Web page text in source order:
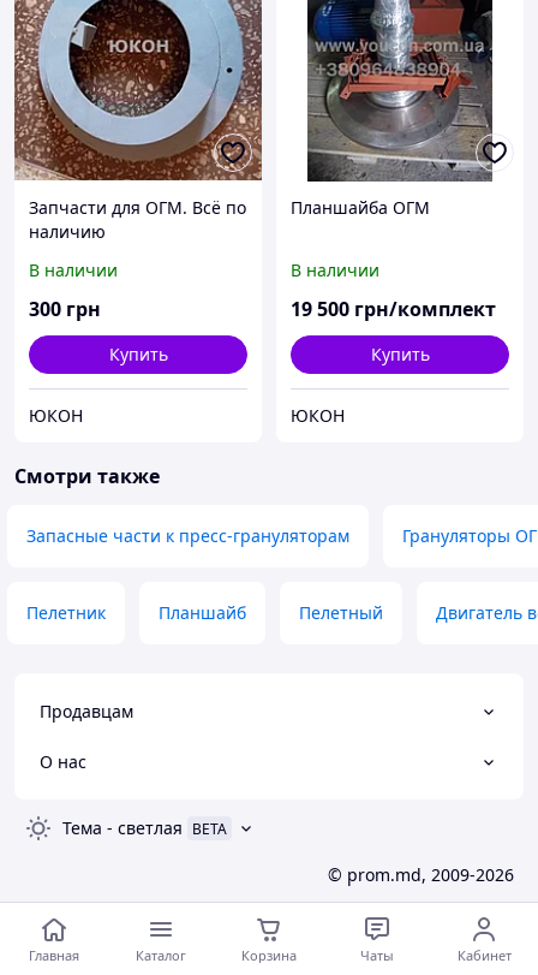
Запчасти для ОГМ. Всё по
наличию
В наличии
300 грн
Купить
ЮКОН
Планшайба ОГМ
В наличии
19 500 грн/комплект
Купить
ЮКОН
Смотри также
Запасные части к пресс-грануляторам Грануляторы
Пелетник Планшайб Пелетный Двигатель
Продавцам
О нас
Тема - светлая BETA
© prom.md, 2009-2026
Главная Каталог Корзина Чаты Кабинет